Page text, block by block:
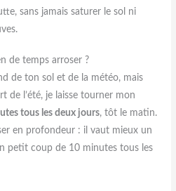
sans jamais saturer le sol ni
de temps arroser ?
de ton sol et de la météo, mais
de l’été, je laisse tourner mon
tous les deux jours, tôt le matin.
en profondeur : il vaut mieux un
petit coup de 10 minutes tous les